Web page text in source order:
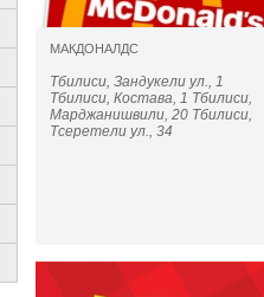
МАКДОНАЛДС
Тбилиси, Зандукели ул., 1
Тбилиси, Костава, 1 Тбилиси,
Марджанишвили, 20 Тбилиси,
Тсеретели ул., 34